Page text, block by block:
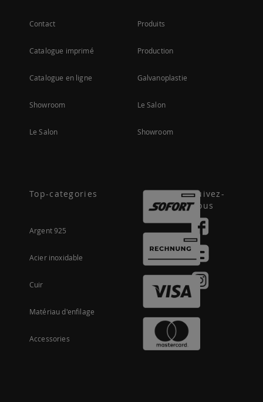
Contact
Catalogue imprimé
Catalogue en ligne
Showroom
Le Salon
Produits
Production
Galvanoplastie
Le Salon
Showroom
Top-categories
Argent 925
Acier inoxidable
Cuir
Matériau d'enfilage
Accessories
Suivez-
nous